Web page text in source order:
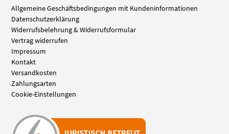
Allgemeine Geschäftsbedingungen mit Kundeninformationen
Datenschutzerklärung
Widerrufsbelehrung & Widerrufsformular
Vertrag widerrufen
Impressum
Kontakt
Versandkosten
Zahlungsarten
Cookie-Einstellungen